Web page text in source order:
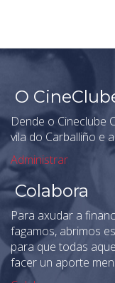
O
Dende o Cineclube
vila do Carballiño e
Administrar
Colabora
Para axudar a
fagamos, abrimos
para que todas
facer un aporte